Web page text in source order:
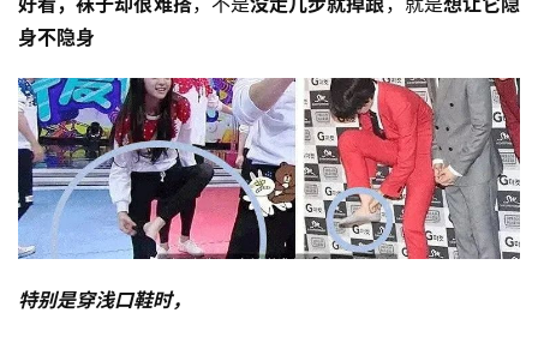
身不隐身
特别是穿浅口鞋时，